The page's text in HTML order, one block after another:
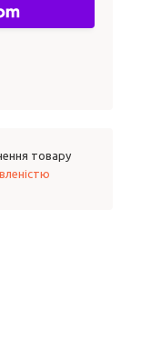
товару